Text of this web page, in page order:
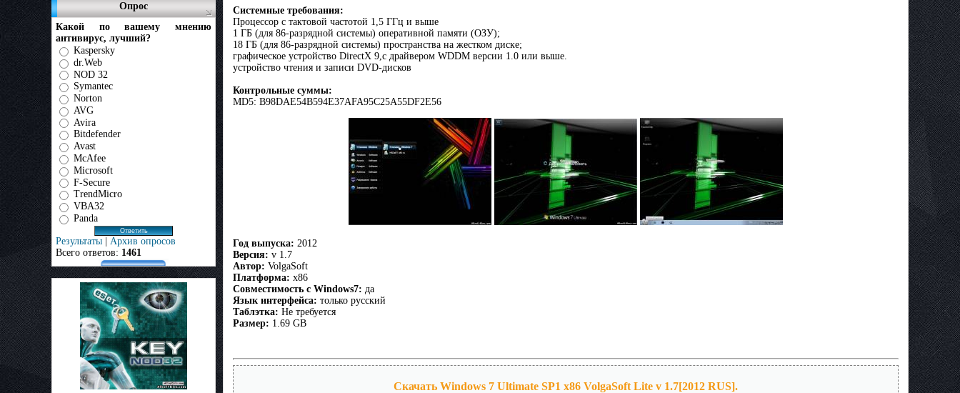
Опрос
Какой по вашему мнению
антивирус, лучший?
Kaspersky
dr.Web
NOD 32
Symantec
Norton
AVG
Avira
Bitdefender
Avast
McAfee
Microsoft
F-Secure
TrendMicro
VBA32
Panda
Результаты | Архив опросов
Всего ответов: 1461
Системные требования:
Процессор с тактовой частотой 1,5 ГГц и выше
1 ГБ (для 86-разрядной системы) оперативной памяти (ОЗУ);
18 ГБ (для 86-разрядной системы) пространства на жестком диске;
графическое устройство DirectX 9,с драйвером WDDM версии 1.0 или выше.
устройство чтения и записи DVD-дисков
Контрольные суммы:
MD5: B98DAE54B594E37AFA95C25A55DF2E56
Год выпуска: 2012
Версия: v 1.7
Автор: VolgaSoft
Платформа: x86
Совместимость с Windows7: да
Язык интерфейса: только русский
Таблэтка: Не требуется
Размер: 1.69 GB
Скачать Windows 7 Ultimate SP1 x86 VolgaSoft Lite v 1.7[2012 RUS].